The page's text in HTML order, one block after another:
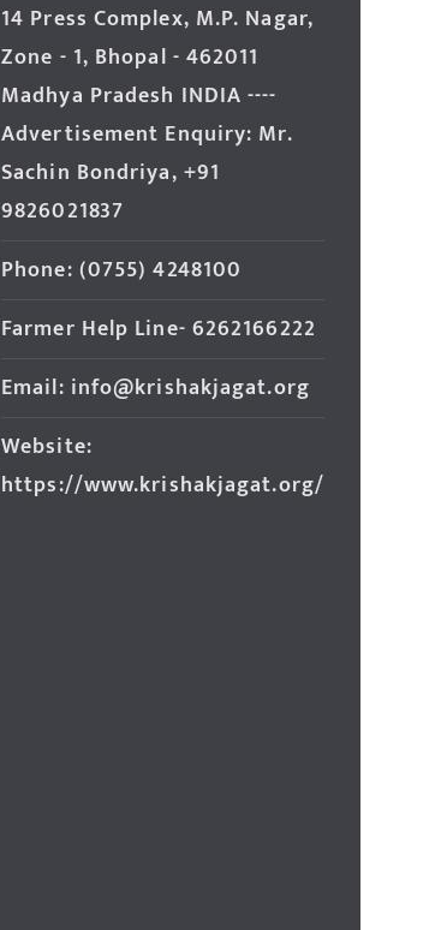
14 Press Complex, M.P. Nagar,
Zone - 1, Bhopal - 462011
Madhya Pradesh INDIA ----
Advertisement Enquiry: Mr.
Sachin Bondriya, +91
9826021837
Phone: (0755) 4248100
Farmer Help Line- 6262166222
Email: info@krishakjagat.org
Website:
https://www.krishakjagat.org/